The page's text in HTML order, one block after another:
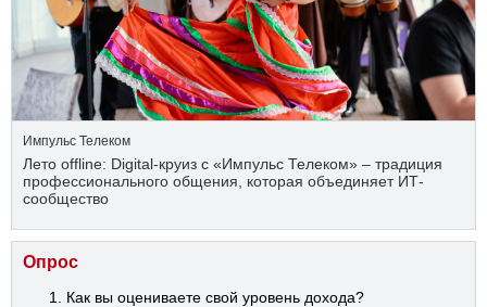
Импульс Телеком
Лето offline: Digital-круиз с «Импульс Телеком» – традиция
профессионального общения, которая объединяет ИТ-
сообщество
Опрос
Как вы оцениваете свой уровень дохода?